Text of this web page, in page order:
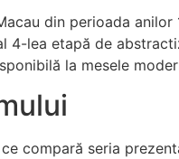
din perioada
lea etapă de
la mesele
compară seria